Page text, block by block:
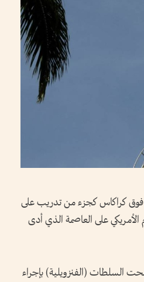
فوق كراكاس كجزء من تدريب على
على العاصمة الذي أدى
السلطات (الفنزويلية) بإجراء